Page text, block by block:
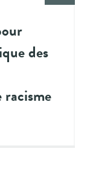
des